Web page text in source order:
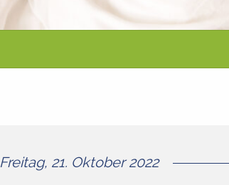
Freitag, 21. Oktober 2022